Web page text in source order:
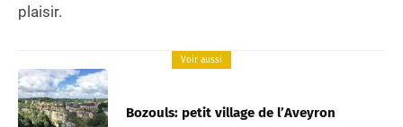
plaisir.
Voir aussi
Bozouls: petit village de l’Aveyron